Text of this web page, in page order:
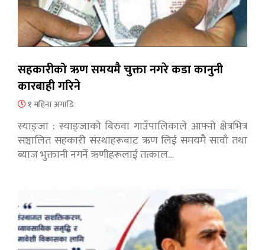
सहकारीको ऋण समयमै चुक्ता नगरे कडा कानुनी
कारबाही गरिने
१ महिना अगाडि
स्याङ्जा : स्याङ्जाको बिरुवा गाउँपालिकाले आफ्नो क्षेत्रभित्र
सञ्चालित सहकारी संस्थाहरूबाट ऋण लिई समयमै सावाँ तथा
ब्याज भुक्तानी नगर्ने ऋणीहरूलाई तत्काल…